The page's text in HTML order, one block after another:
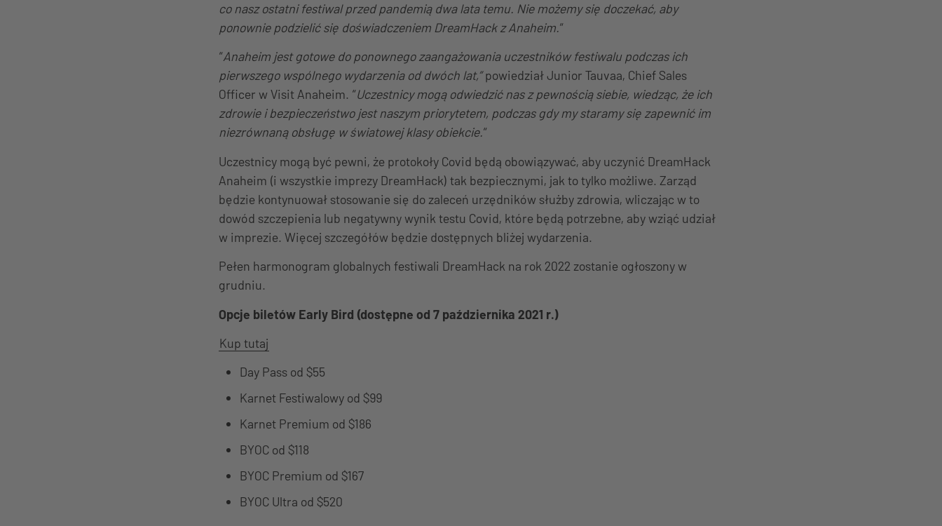
co nasz ostatni festiwal przed pandemią dwa lata temu. Nie możemy się doczekać, aby
ponownie podzielić się doświadczeniem DreamHack z Anaheim.“
“Anaheim jest gotowe do ponownego zaangażowania uczestników festiwalu podczas ich
pierwszego wspólnego wydarzenia od dwóch lat,”powiedział Junior Tauvaa, Chief Sales
Officer w Visit Anaheim. “Uczestnicy mogą odwiedzić nas z pewnością siebie, wiedząc, że ich
zdrowie i bezpieczeństwo jest naszym priorytetem, podczas gdy my staramy się zapewnić im
niezrównaną obsługę w światowej klasy obiekcie.“
Uczestnicy mogą być pewni, że protokoły Covid będą obowiązywać, aby uczynić DreamHack
Anaheim (i wszystkie imprezy DreamHack) tak bezpiecznymi, jak to tylko możliwe. Zarząd
będzie kontynuował stosowanie się do zaleceń urzędników służby zdrowia, wliczając w to
dowód szczepienia lub negatywny wynik testu Covid, które będą potrzebne, aby wziąć udział
w imprezie. Więcej szczegółów będzie dostępnych bliżej wydarzenia.
Pełen harmonogram globalnych festiwali DreamHack na rok 2022 zostanie ogłoszony w
grudniu.
Opcje biletów Early Bird (dostępne od 7 października 2021 r.)
Kup tutaj
Day Pass od $55
Karnet Festiwalowy od $99
Karnet Premium od $186
BYOC od $118
BYOC Premium od $167
BYOC Ultra od $520